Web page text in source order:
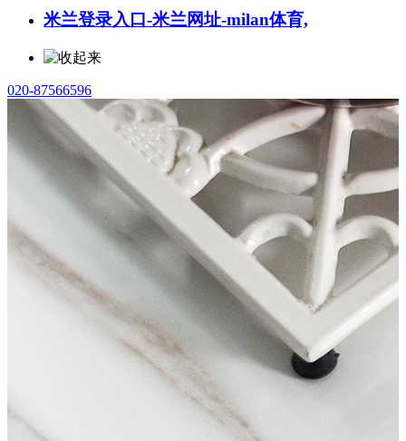
米兰登录入口-米兰网址-milan体育,
020-87566596